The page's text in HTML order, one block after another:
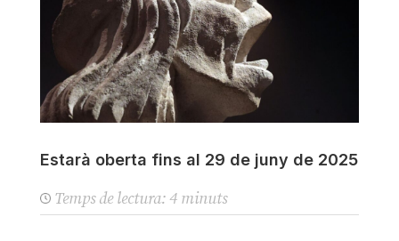
Estarà oberta fins al 29 de juny de 2025
Temps de lectura: 4 minuts